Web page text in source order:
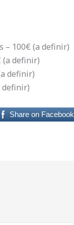
– 100€ (a definir)
(a definir)
definir)
definir)
Share on Facebook